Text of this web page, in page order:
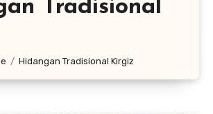
Tradisional
Hidangan Tradisional Kirgiz